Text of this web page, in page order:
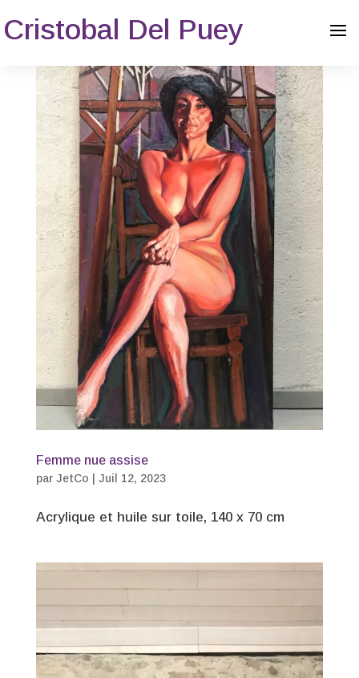
Cristobal Del Puey
Femme nue assise
par JetCo Juil 12, 2023
Acrylique et huile sur toile, 140 x 70 cm